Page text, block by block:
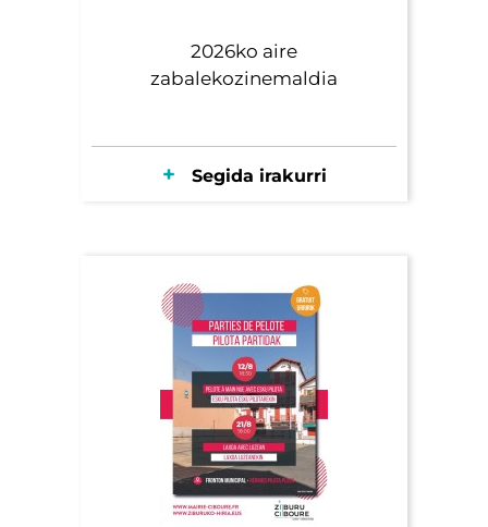
2026ko aire
zabalekozinemaldia
Segida irakurri